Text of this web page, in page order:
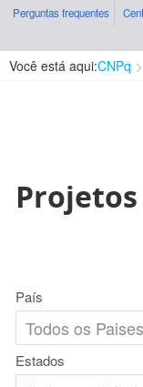
Perguntas frequentes
Você está aqui:CNPq
Projetos
País
Estados